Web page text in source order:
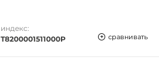
индекс:
T8200001511000P
сравнивать